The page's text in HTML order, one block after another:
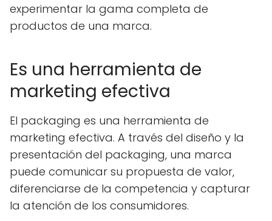
experimentar la gama completa de
productos de una marca.
Es una herramienta de
marketing efectiva
El packaging es una herramienta de
marketing efectiva. A través del diseño y la
presentación del packaging, una marca
puede comunicar su propuesta de valor,
diferenciarse de la competencia y capturar
la atención de los consumidores.